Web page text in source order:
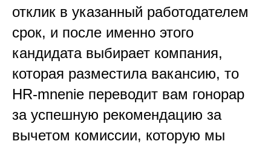
отклик в указанный работодателем
срок, и после именно этого
кандидата выбирает компания,
которая разместила вакансию, то
HR-mnenie переводит вам гонорар
за успешную рекомендацию за
вычетом комиссии, которую мы